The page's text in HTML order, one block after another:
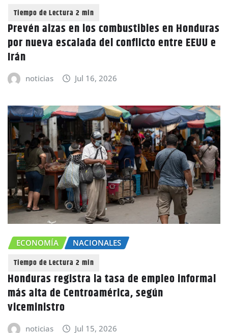
Prevén alzas en los combustibles en Honduras
por nueva escalada del conflicto entre EEUU e
Irán
noticias Jul 16, 2026
ECONOMÍA NACIONALES
Honduras registra la tasa de empleo informal
más alta de Centroamérica, según
viceministro
noticias Jul 15, 2026